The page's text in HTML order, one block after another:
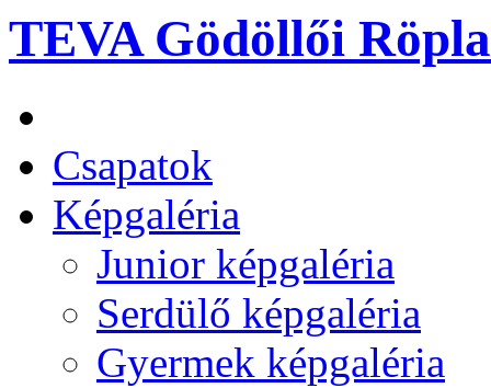
TEVA Gödöllői
Csapatok
Képgaléria
Junior képgaléria
Serdülő képgaléria
Gyermek képgaléria